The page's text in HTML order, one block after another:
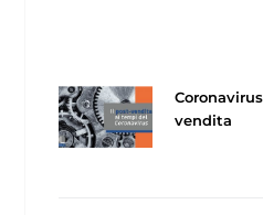
vendita